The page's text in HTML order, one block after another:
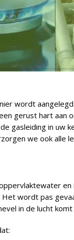
wordt
gerust hart aan
gasleiding in uw
we ook alle
en
wordt pas
in de lucht komt